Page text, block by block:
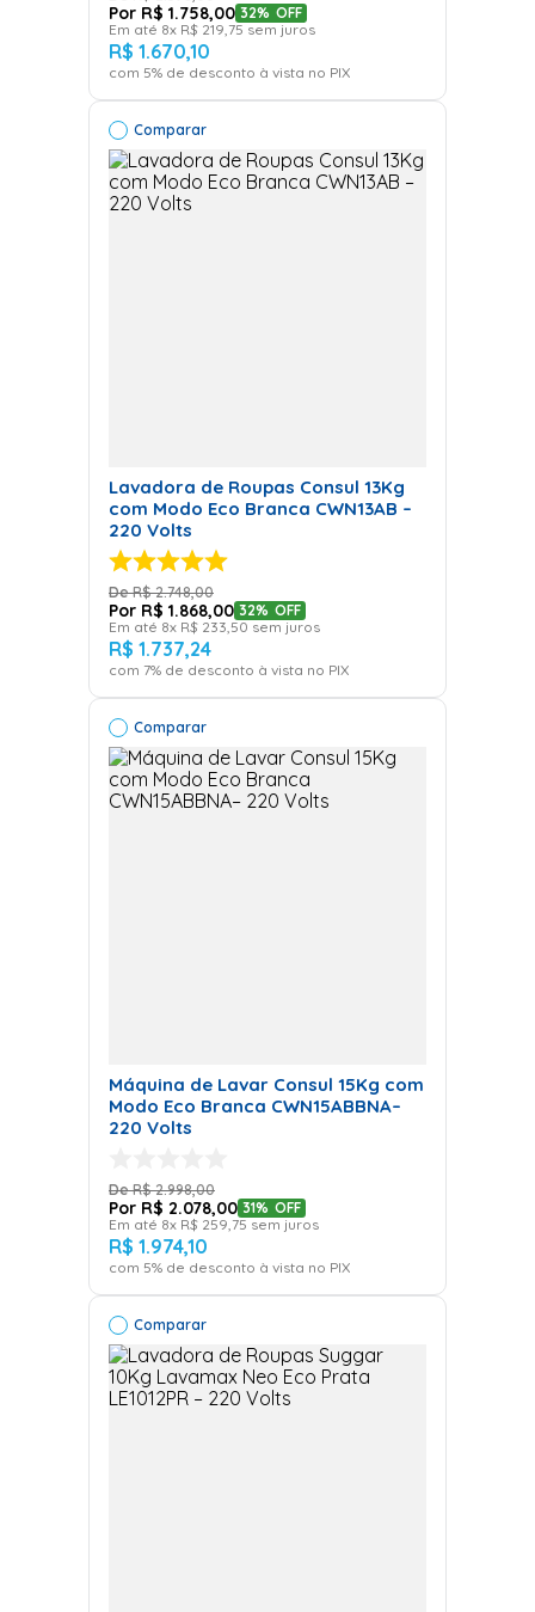
Máquina de Lavar Roupa na promoção
descontos exclusivos.
Condições de pagamento facilitadas
investir no modelo ideal.
Linha completapara comparar e escolher com
clarezaqual é a lavadora de roupas é a melhor
para sua rotina.
Dúvidas comuns sobre
A automática faz todo o processo sozinha, enquanto a
semiautomática exige que o usuário troque água ou
centrifugue manualmente.
O tanquinho é uma lavadora
de roupas?
Sim, mas ele é classificado como lavadora
semiautomática, já que não centrifuga.
Qual lavadora é mais
Depende do volume de roupas:
Pequenas→ Lavadora de Roupas 8kg a 11kg
👉 Confira agora nossa categoria completa de
Lavadoras de Roupas na Friopeças e encontre o
modelo ideal para transformar sua rotina de
cuidados com as roupas.
R$ 1.758,00 32% OFF
Em até 8x R$ 219 75 sem juros
R$ 1.670,10
com 5% de desconto à vista no PIX
Comparar
Lavadora de Roupas Consul 13Kg
com Modo Eco Branca CWN13AB –
220 Volts
R$ 2.748,00
R$ 1.868,00 32% OFF
Em até 8x R$ 233,50 sem juros
R$ 1.737,24
com 7% de desconto à vista no PIX
Comparar
Máquina de Lavar Consul 15Kg com
Modo Eco Branca CWN15ABBNA–
220 Volts
R$ 2.998,00
R$ 2.078,00 31% OFF
Em até 8x R$ 259,75 sem juros
R$ 1.974,10
com 5% de desconto à vista no PIX
Comparar